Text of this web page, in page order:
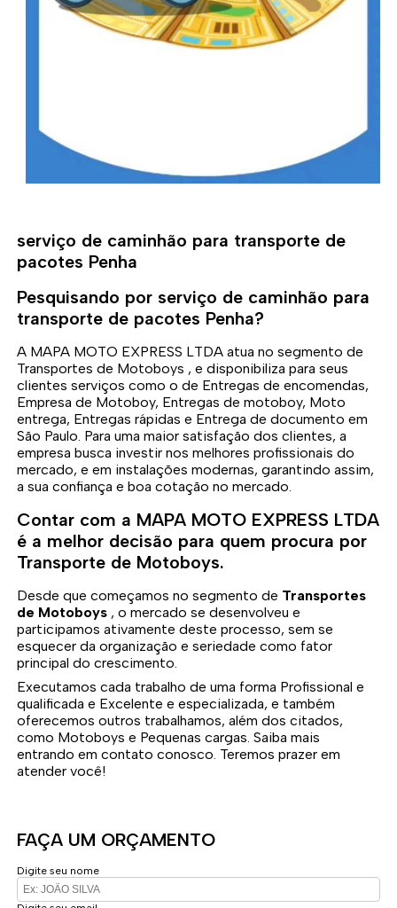
serviço de caminhão para transporte de
pacotes Penha
Pesquisando por serviço de caminhão para
transporte de pacotes Penha?
A MAPA MOTO EXPRESS LTDA atua no segmento de
Transportes de Motoboys , e disponibiliza para seus
clientes serviços como o de Entregas de encomendas,
Empresa de Motoboy, Entregas de motoboy, Moto
entrega, Entregas rápidas e Entrega de documento em
São Paulo. Para uma maior satisfação dos clientes, a
empresa busca investir nos melhores profissionais do
mercado, e em instalações modernas, garantindo assim,
a sua confiança e boa cotação no mercado.
Contar com a MAPA MOTO EXPRESS LTDA
é a melhor decisão para quem procura por
Transporte de Motoboys.
Desde que começamos no segmento de Transportes
de Motoboys , o mercado se desenvolveu e
participamos ativamente deste processo, sem se
esquecer da organização e seriedade como fator
principal do crescimento.
Executamos cada trabalho de uma forma Profissional e
qualificada e Excelente e especializada, e também
oferecemos outros trabalhamos, além dos citados,
como Motoboys e Pequenas cargas. Saiba mais
entrando em contato conosco. Teremos prazer em
atender você!
FAÇA UM ORÇAMENTO
Digite seu nome